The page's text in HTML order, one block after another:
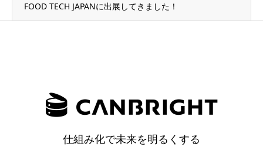
FOOD TECH JAPANに出展してきました！
仕組み化で未来を明るくする